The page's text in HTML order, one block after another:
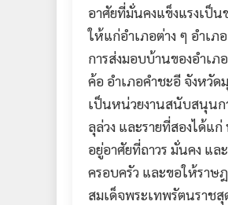
อาศัยที่มั่นคงแข็งแรงเป็
ให้แก่อำเภอต่าง ๆ อำเ
การส่งมอบบ้านของอำเ
ค้อ อำเภอคำชะอี จังหวั
เป็นหน่วยงานสนับสนุนก
ลุล่วง และรายที่สองได้แ
อยู่อาศัยที่ถาวร มั่นคง แ
ครอบครัว และขอให้ราษ
สมเด็จพระเทพรัตนราช